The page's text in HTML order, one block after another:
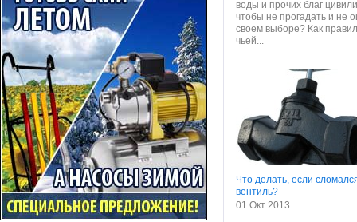
воды и прочих благ
чтобы не прогадать и не
своем выборе? Как
чьей...
Что делать, если
вентиль?
01 Окт 2013